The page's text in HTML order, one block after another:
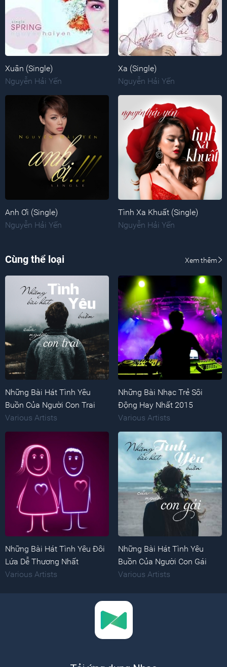
Xuân (Single)
Nguyễn Hải Yến
Xa (Single)
Nguyễn Hải Yến
Anh Ơi (Single)
Nguyễn Hải Yến
Tình Xa Khuất (Single)
Nguyễn Hải Yến
Cùng thể loại Xem thêm
Những Bài Hát Tình Yêu
Buồn Của Người Con Trai
Various Artists
Những Bài Nhạc Trẻ Sôi
Động Hay Nhất 2015
Various Artists
Những Bài Hát Tình Yêu Đôi
Lứa Dễ Thương Nhất
Various Artists
Những Bài Hát Tình Yêu
Buồn Của Người Con Gái
Various Artists